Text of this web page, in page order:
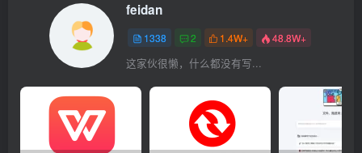
feidan
1338 2 1.4W+ 48.8W+
这家伙很懒，什么都没有写...